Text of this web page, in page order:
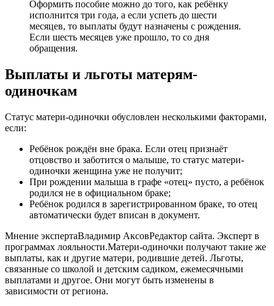
Оформить пособие можно до того, как ребёнку
исполнится три года, а если успеть до шести
месяцев, то выплаты будут назначены с рождения.
Если шесть месяцев уже прошло, то со дня
обращения.
Выплаты и льготы матерям-
одиночкам
Статус матери-одиночки обусловлен несколькими факторами,
если:
Ребёнок рождён вне брака. Если отец признаёт
отцовство и заботится о малыше, то статус матери-
одиночки женщина уже не получит;
При рождении малыша в графе «отец» пусто, а ребёнок
родился не в официальном браке;
Ребёнок родился в зарегистрированном браке, то отец
автоматически будет вписан в документ.
Мнение экспертаВладимир АксовРедактор сайта. Эксперт в
программах лояльности.Матери-одиночки получают такие же
выплаты, как и другие матери, родившие детей. Льготы,
связанные со школой и детским садиком, ежемесячными
выплатами и другое. Они могут быть изменены в
зависимости от региона.